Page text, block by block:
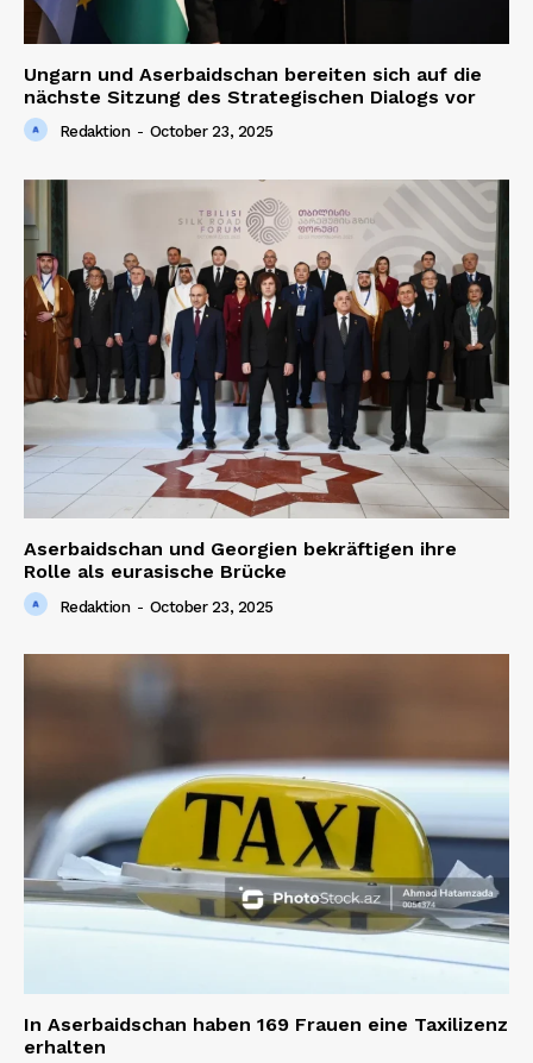
Ungarn und Aserbaidschan bereiten sich auf die
nächste Sitzung des Strategischen Dialogs vor
Redaktion - October 23, 2025
Aserbaidschan und Georgien bekräftigen ihre
Rolle als eurasische Brücke
Redaktion - October 23, 2025
In Aserbaidschan haben 169 Frauen eine Taxilizenz
erhalten